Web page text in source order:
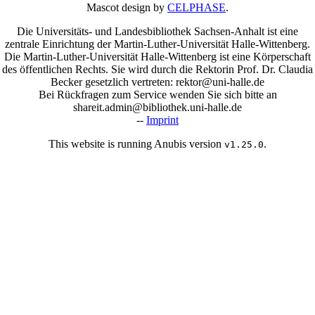
Mascot design by CELPHASE.
Die Universitäts- und Landesbibliothek Sachsen-Anhalt ist eine
zentrale Einrichtung der Martin-Luther-Universität Halle-Wittenberg.
Die Martin-Luther-Universität Halle-Wittenberg ist eine Körperschaft
des öffentlichen Rechts. Sie wird durch die Rektorin Prof. Dr. Claudia
Becker gesetzlich vertreten: rektor@uni-halle.de
Bei Rückfragen zum Service wenden Sie sich bitte an
shareit.admin@bibliothek.uni-halle.de
-- Imprint
This website is running Anubis version v1.25.0.